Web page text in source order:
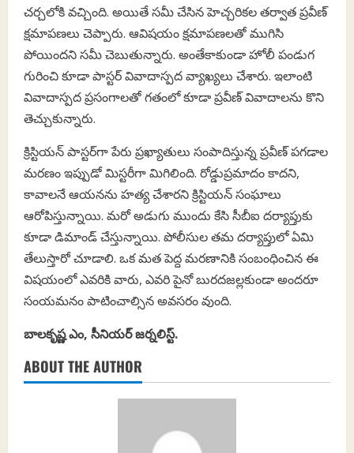
చర్చలోకి వచ్చింది. అయితే సమీ చేసిన హెచ్చరికల తర్వాత ప్రవీణ్
క్షమాపణలు చెప్పారు. ఆవిషయం క్షమాపణలతో ముగిసి
పోయిందని సమీ చెబుతున్నారు. అంతేకాకుండా హోలీ పండుగ
గురించి కూడా పాస్టర్ వివాదాస్పద వ్యాఖ్యలు చేశారు. ఇలాంటి
వివాదాస్పద ప్రసంగాలతో గతంలో కూడా ప్రవీణ్‌ వివాదాలను కొని
తెచ్చుకున్నారు.
క్రిస్టియన్ పాస్టర్‌గా పేరు ప్రఖ్యాతులు సంపాదిస్తున్న ప్రవీణ్ పగడాల
మరణం ఇప్పుడో మిస్టరీగా మిగిలింది. రోడ్డుప్రమాదం కాదని,
కావాలనే ఆయనను హత్య చేశారని క్రిస్టియన్ సంఘాలు
ఆరోపిస్తున్నాయి. మరో అడుగు ముందు కేసి సీబీఐ దర్యాప్తుకు
కూడా డిమాండ్ చేస్తున్నాయి. పోలీసుల తమ దర్యాప్తులో ఏమి
తేలుస్తారో చూడాలి. ఒక మత పెద్ద మరణానికి సంబంధించిన ఈ
విషయంలో ఎవరికి వారు, ఎవరి పైనో బురదజల్లకుండా అందరూ
సంయమనం పాటించాల్సిన అవసరం వుంది.
బాలకృష్ణ ఎం, సీనియర్ జర్నలిస్ట్.
ABOUT THE AUTHOR